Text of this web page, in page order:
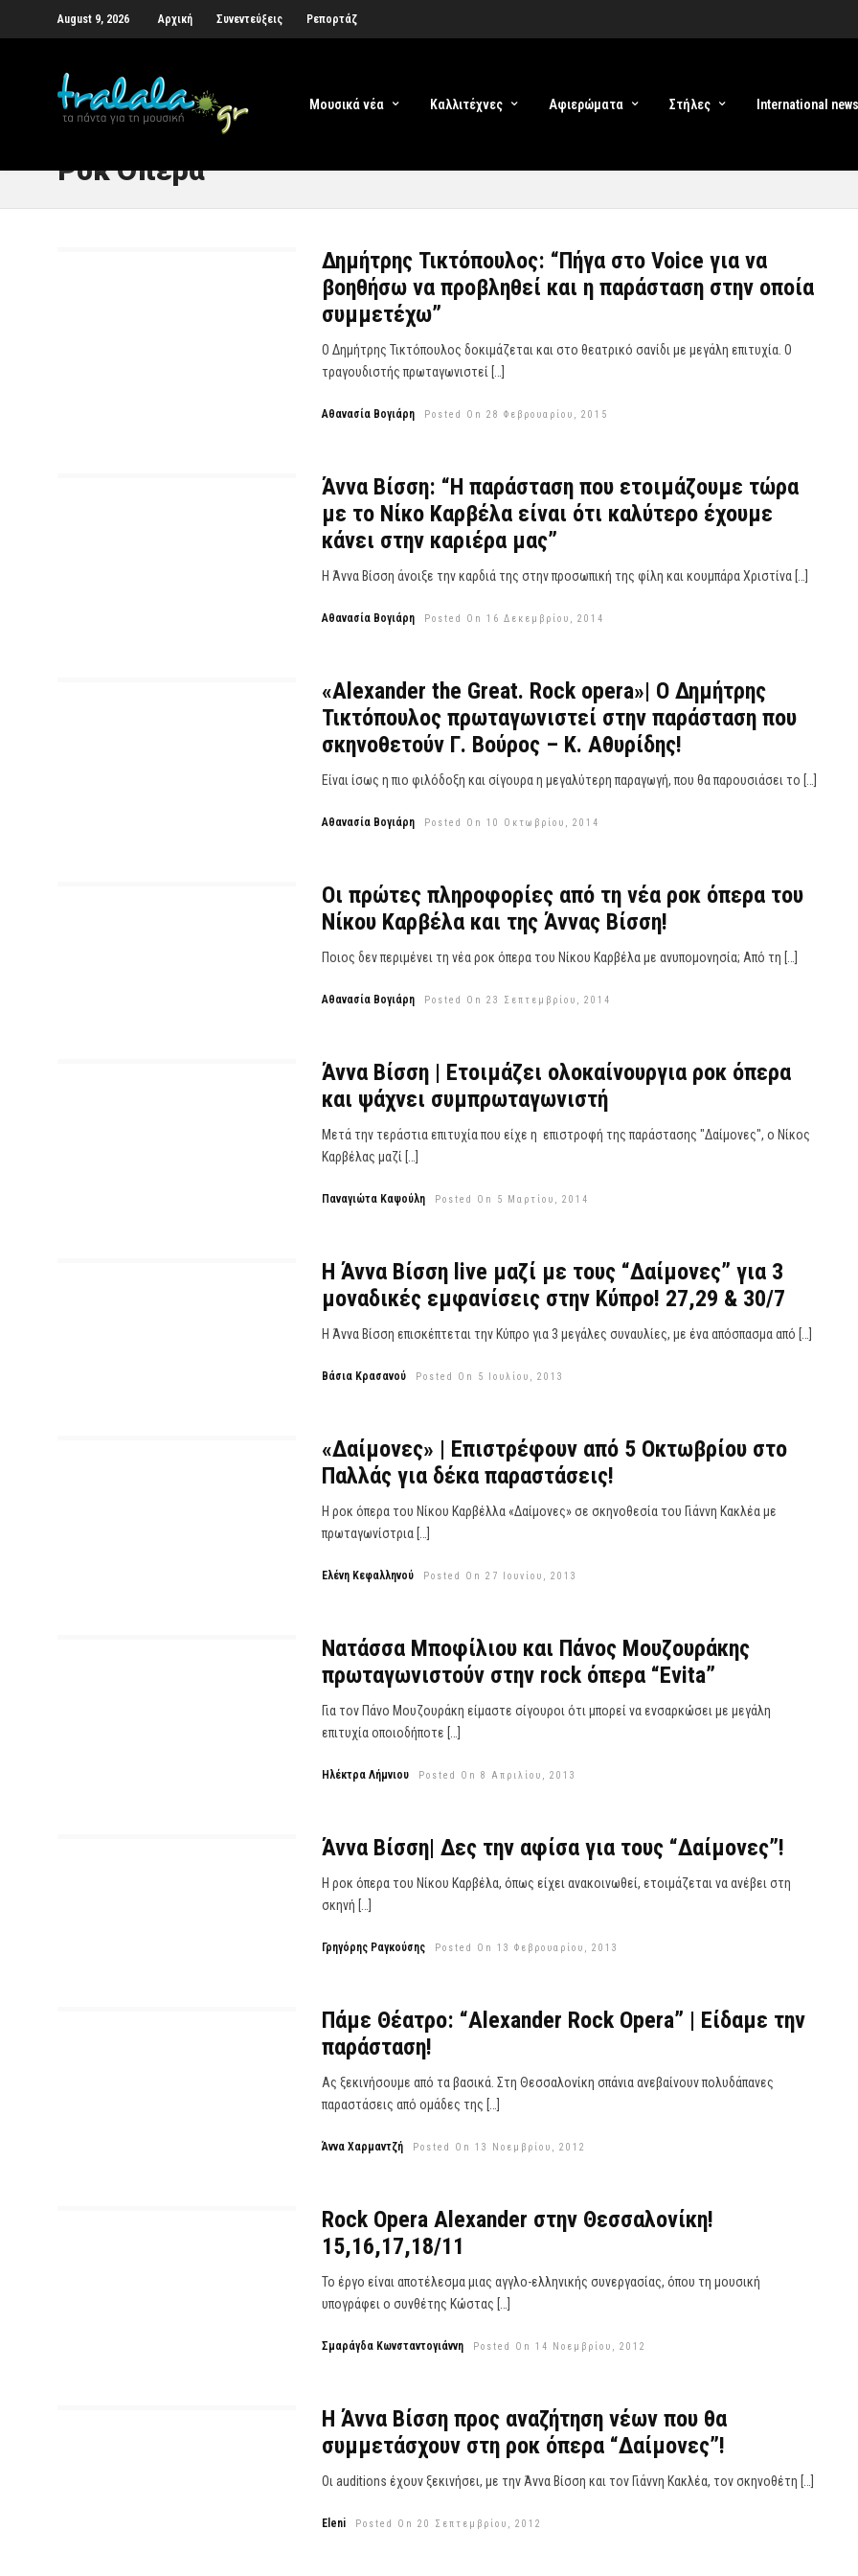
August 9, 2026 Αρχική Συνεντεύξεις Ρεπορτάζ
Μουσικά νέα Καλλιτέχνες Αφιερώματα Στήλες International news
Ροκ Όπερα
Δημήτρης Τικτόπουλος: “Πήγα στο Voice για να
βοηθήσω να προβληθεί και η παράσταση στην οποία
συμμετέχω”
Ο Δημήτρης Τικτόπουλος δοκιμάζεται και στο θεατρικό σανίδι με μεγάλη επιτυχία. Ο
τραγουδιστής πρωταγωνιστεί […]
Αθανασία Βογιάρη Posted On 28 Φεβρουαρίου, 2015
Άννα Βίσση: “Η παράσταση που ετοιμάζουμε τώρα
με το Νίκο Καρβέλα είναι ότι καλύτερο έχουμε
κάνει στην καριέρα μας”
Η Άννα Βίσση άνοιξε την καρδιά της στην προσωπική της φίλη και κουμπάρα Χριστίνα […]
Αθανασία Βογιάρη Posted On 16 Δεκεμβρίου, 2014
«Alexander the Great. Rock opera»| Ο Δημήτρης
Τικτόπουλος πρωταγωνιστεί στην παράσταση που
σκηνοθετούν Γ. Βούρος – Κ. Αθυρίδης!
Είναι ίσως η πιο φιλόδοξη και σίγουρα η μεγαλύτερη παραγωγή, που θα παρουσιάσει το […]
Αθανασία Βογιάρη Posted On 10 Οκτωβρίου, 2014
Οι πρώτες πληροφορίες από τη νέα ροκ όπερα του
Νίκου Καρβέλα και της Άννας Βίσση!
Ποιος δεν περιμένει τη νέα ροκ όπερα του Νίκου Καρβέλα με ανυπομονησία; Από τη […]
Αθανασία Βογιάρη Posted On 23 Σεπτεμβρίου, 2014
Άννα Βίσση | Ετοιμάζει ολοκαίνουργια ροκ όπερα
και ψάχνει συμπρωταγωνιστή
Μετά την τεράστια επιτυχία που είχε η επιστροφή της παράστασης "Δαίμονες", ο Νίκος
Καρβέλας μαζί […]
Παναγιώτα Καψούλη Posted On 5 Μαρτίου, 2014
Η Άννα Βίσση live μαζί με τους “Δαίμονες” για 3
μοναδικές εμφανίσεις στην Κύπρο! 27,29 & 30/7
Η Άννα Βίσση επισκέπτεται την Κύπρο για 3 μεγάλες συναυλίες, με ένα απόσπασμα από […]
Βάσια Κρασανού Posted On 5 Ιουλίου, 2013
«Δαίμονες» | Επιστρέφουν από 5 Οκτωβρίου στο
Παλλάς για δέκα παραστάσεις!
Η ροκ όπερα του Νίκου Καρβέλλα «Δαίμονες» σε σκηνοθεσία του Γιάννη Κακλέα με
πρωταγωνίστρια […]
Ελένη Κεφαλληνού Posted On 27 Ιουνίου, 2013
Νατάσσα Μποφίλιου και Πάνος Μουζουράκης
πρωταγωνιστούν στην rock όπερα “Evita”
Για τον Πάνο Μουζουράκη είμαστε σίγουροι ότι μπορεί να ενσαρκώσει με μεγάλη
επιτυχία οποιοδήποτε […]
Ηλέκτρα Λήμνιου Posted On 8 Απριλίου, 2013
Άννα Βίσση| Δες την αφίσα για τους “Δαίμονες”!
Η ροκ όπερα του Νίκου Καρβέλα, όπως είχει ανακοινωθεί, ετοιμάζεται να ανέβει στη
σκηνή […]
Γρηγόρης Ραγκούσης Posted On 13 Φεβρουαρίου, 2013
Πάμε Θέατρο: “Alexander Rock Opera” | Είδαμε την
παράσταση!
Ας ξεκινήσουμε από τα βασικά. Στη Θεσσαλονίκη σπάνια ανεβαίνουν πολυδάπανες
παραστάσεις από ομάδες της […]
Άννα Χαρμαντζή Posted On 13 Νοεμβρίου, 2012
Rock Opera Alexander στην Θεσσαλονίκη!
15,16,17,18/11
Το έργο είναι αποτέλεσμα μιας αγγλο-ελληνικής συνεργασίας, όπου τη μουσική
υπογράφει ο συνθέτης Κώστας […]
Σμαράγδα Κωνσταντογιάννη Posted On 14 Νοεμβρίου, 2012
Η Άννα Βίσση προς αναζήτηση νέων που θα
συμμετάσχουν στη ροκ όπερα “Δαίμονες”!
Οι auditions έχουν ξεκινήσει, με την Άννα Βίσση και τον Γιάννη Κακλέα, τον σκηνοθέτη […]
Eleni Posted On 20 Σεπτεμβρίου, 2012